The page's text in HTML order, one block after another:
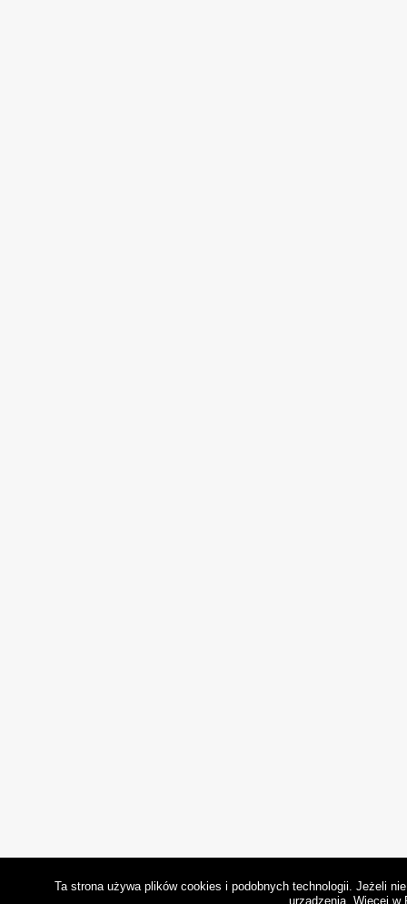
Ta strona używa plików cookies i podobnych technologii. Jeżeli
urządzenia. Więcej w